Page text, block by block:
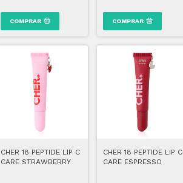
COMPRAR COMPRAR
CHER 18 PEPTIDE LIP C
CARE STRAWBERRY
CHER 18 PEPTIDE LIP C
CARE ESPRESSO